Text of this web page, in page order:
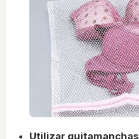
Utilizar quitamanchas